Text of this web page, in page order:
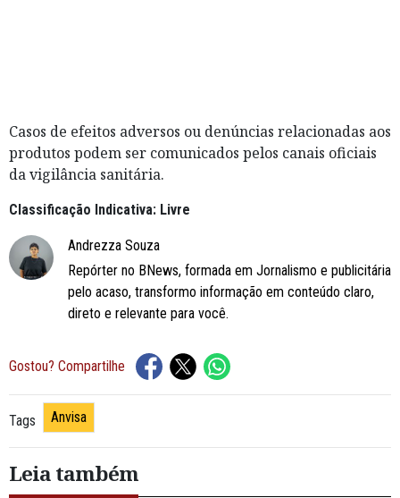
Casos de efeitos adversos ou denúncias relacionadas aos
produtos podem ser comunicados pelos canais oficiais
da vigilância sanitária.
Classificação Indicativa: Livre
Andrezza Souza
Repórter no BNews, formada em Jornalismo e publicitária
pelo acaso, transformo informação em conteúdo claro,
direto e relevante para você.
Gostou? Compartilhe
Tags Anvisa
Leia também